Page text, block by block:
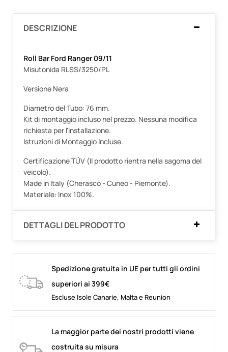
DESCRIZIONE
Roll Bar Ford Ranger 09/11
Misutonida RLSS/3250/PL
Versione Nera
Diametro del Tubo: 76 mm.
Kit di montaggio incluso nel prezzo. Nessuna modifica
richiesta per l'installazione.
Istruzioni di Montaggio Incluse.
Certificazione TÜV (Il prodotto rientra nella sagoma del
veicolo).
Made in Italy (Cherasco - Cuneo - Piemonte).
Materiale: Inox 100%.
DETTAGLI DEL PRODOTTO
Spedizione gratuita in UE per tutti gli ordini
superiori ai 399€
Escluse Isole Canarie, Malta e Reunion
La maggior parte dei nostri prodotti viene
costruita su misura